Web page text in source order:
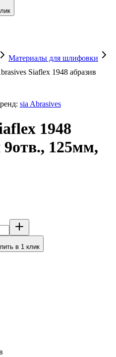
Материалы для шлифовки
Siaflex 1948 абразив
sia Abrasives
1948
9отв., 125мм,
в 1 клик